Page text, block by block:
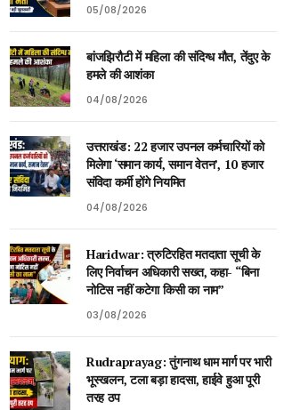
05/08/2026
बांजझिरौटी में महिला की संदिग्ध मौत, तेंदुए के
हमले की आशंका
04/08/2026
उत्तराखंड: 22 हजार उपनल कर्मचारियों को
मिलेगा ‘समान कार्य, समान वेतन’, 10 हजार
संविदा कर्मी होंगे नियमित
04/08/2026
Haridwar: त्रुटिरहित मतदाता सूची के
लिए निर्वाचन अधिकारी सख्त, कहा- “बिना
नोटिस नहीं कटेगा किसी का नाम”
03/08/2026
Rudraprayag: तुंगनाथ धाम मार्ग पर भारी
भूस्खलन, टला बड़ा हादसा, हाईवे हुआ पूरी
तरह ठप